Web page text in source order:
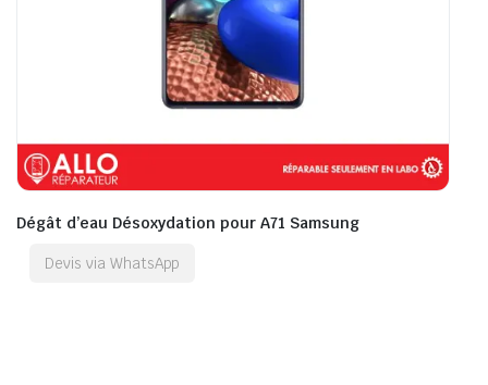
Dégât d’eau Désoxydation pour A71 Samsung
Devis via WhatsApp